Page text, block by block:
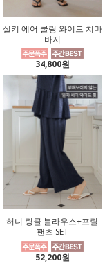
실키 에어 쿨링 와이드 치마
바지
34,800원
허니 링클 블라우스+프릴
팬츠 SET
52,200원